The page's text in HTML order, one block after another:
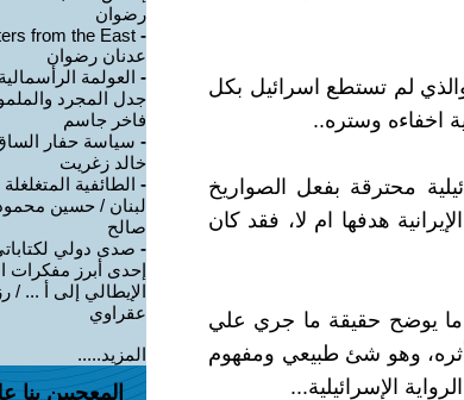
ال ٤٨ ساعة الماضية والذي لم تستطع اسرائيل بكل
اخفاءه وستره..
محترقة بفعل الصواريخ
هدفها ام لا، فقد كان
ما يوضح حقيقة ما جري علي
أثره، وهو شئ طبيعي ومفهوم
الإسرائيلية...
رضوان
-
عدنان رضوان
- العولمة
جدل المجرد
فاخر جاسم
- سياسة حفار
خالد زغريت
- الطائفية
لبنان / حسين
صالح
- صدى دولي
إحدى أبرز مفكرات
الإيطالي إلى أ ... /
عقراوي
المزيد.....
المعجبين بنا